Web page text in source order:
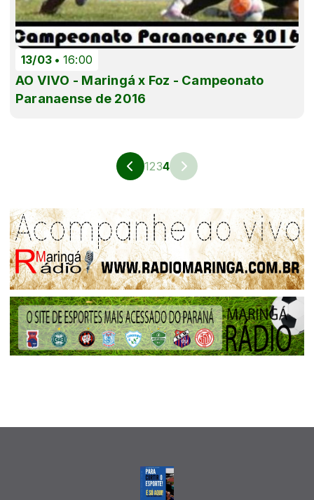
13/03 16:00
AO VIVO - Maringá x Foz - Campeonato
Paranaense de 2016
1234